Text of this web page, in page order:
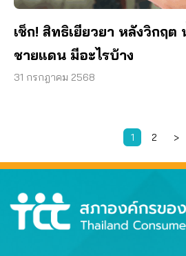
เช็ก! สิทธิเยียวยา หลังวิกฤ
ชายแดน มีอะไรบ้าง
31 กรกฎาคม 2568
1 2 >